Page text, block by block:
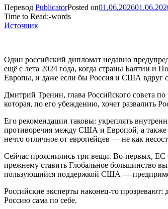
Перевод PublicatorPosted on01.06.2026
Time to Read:-words
Источник
Один российский дипломат недавно
ещё с лета 2024 года, когда страны Балтии и
Европы, и даже если бы Россия и США вдруг
Дмитрий Тренин, глава Российского совета
которая, по его убеждению, хочет развалить
Его рекомендации таковы: укреплять
противоречия между США и Европой, а также
нечто отличное от европейцев — не как
Сейчас прояснились три вещи. Во-первых, ЕС
прежнему ставить Глобальное большинство
пользующийся поддержкой США —
Российские эксперты наконец-то
Россию сама по себе.